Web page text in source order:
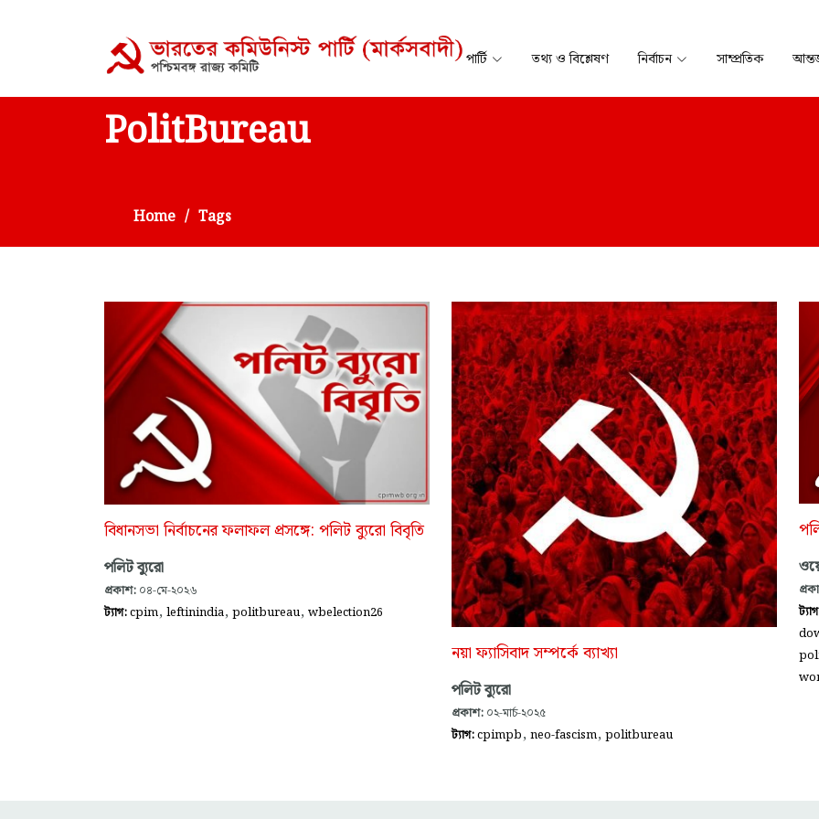
পার্টি তথ্য ও বিশ্লেষণ নির্বাচন সাম্প্রতিক
PolitBureau
Home Tags
বিধানসভা নির্বাচনের ফলাফল প্রসঙ্গে: পলিট ব্যুরো বিবৃতি
পলিট ব্যুরো
প্রকাশ: ০৪-মে-২০২৬
ট্যাগ:cpim, leftinindia, politbureau, wbelection26
নয়া ফ্যাসিবাদ সম্পর্কে ব্যাখ্যা
পলিট ব্যুরো
প্রকাশ: ০২-মার্চ-২০২৫
ট্যাগ:cpimpb, neo-fascism, politbureau